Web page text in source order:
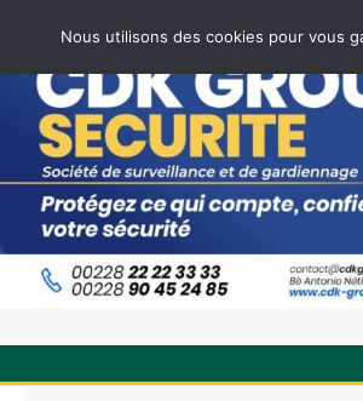
Nous utilisons des cookies pour vous